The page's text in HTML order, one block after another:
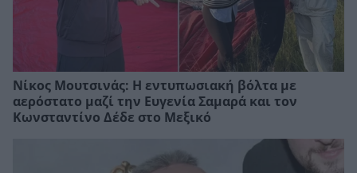
Νίκος Μουτσινάς: Η εντυπωσιακή βόλτα με
αερόστατο μαζί την Ευγενία Σαμαρά και τον
Κωνσταντίνο Δέδε στο Μεξικό